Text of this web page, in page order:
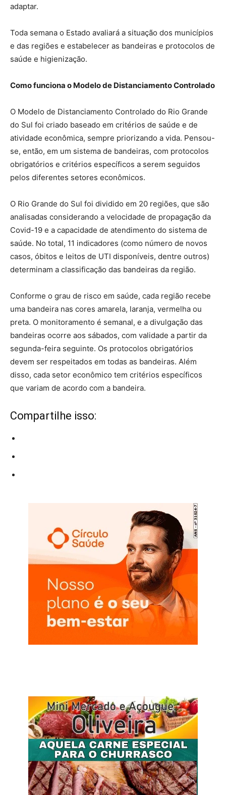
adaptar.
Toda semana o Estado avaliará a situação dos municípios
e das regiões e estabelecer as bandeiras e protocolos de
saúde e higienização.
Como funciona o Modelo de Distanciamento Controlado
O Modelo de Distanciamento Controlado do Rio Grande
do Sul foi criado baseado em critérios de saúde e de
atividade econômica, sempre priorizando a vida. Pensou-
se, então, em um sistema de bandeiras, com protocolos
obrigatórios e critérios específicos a serem seguidos
pelos diferentes setores econômicos.
O Rio Grande do Sul foi dividido em 20 regiões, que são
analisadas considerando a velocidade de propagação da
Covid-19 e a capacidade de atendimento do sistema de
saúde. No total, 11 indicadores (como número de novos
casos, óbitos e leitos de UTI disponíveis, dentre outros)
determinam a classificação das bandeiras da região.
Conforme o grau de risco em saúde, cada região recebe
uma bandeira nas cores amarela, laranja, vermelha ou
preta. O monitoramento é semanal, e a divulgação das
bandeiras ocorre aos sábados, com validade a partir da
segunda-feira seguinte. Os protocolos obrigatórios
devem ser respeitados em todas as bandeiras. Além
disso, cada setor econômico tem critérios específicos
que variam de acordo com a bandeira.
Compartilhe isso: